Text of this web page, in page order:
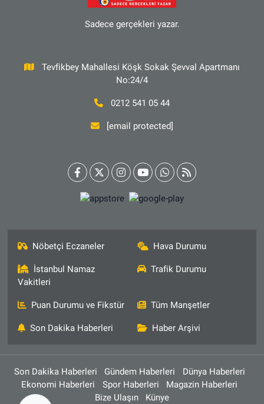
Sadece gerçekleri yazar.
Tevfikbey Mahallesi Köşk Sokak Şevval Apartmanı
No:24/4
0212 541 05 44
[email protected]
Nöbetçi Eczaneler Hava Durumu
İstanbul Namaz
Vakitleri
Trafik Durumu
Puan Durumu ve Fikstür Tüm Manşetler
Son Dakika Haberleri Haber Arşivi
Son Dakika Haberleri Gündem Haberleri
Dünya Haberleri
Ekonomi Haberleri
Spor Haberleri
Magazin Haberleri
Bize Ulaşın
Künye